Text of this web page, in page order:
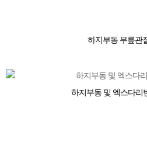
하지부동 무릎관
하지부동 및 엑스다리